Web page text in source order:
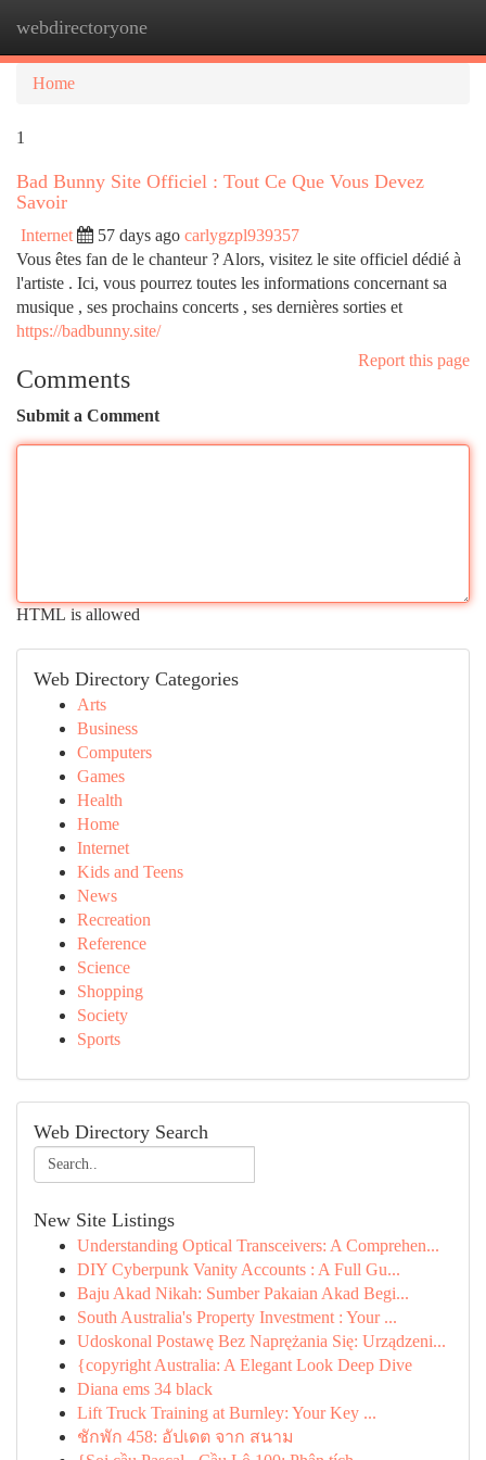
webdirectoryone
Home
1
Bad Bunny Site Officiel : Tout Ce Que Vous Devez
Savoir
Internet 57 days ago carlygzpl939357
Vous êtes fan de le chanteur ? Alors, visitez le site officiel dédié à
l'artiste . Ici, vous pourrez toutes les informations concernant sa
musique , ses prochains concerts , ses dernières sorties et
https://badbunny.site/
Report this page
Comments
Submit a Comment
HTML is allowed
Web Directory Categories
Arts
Business
Computers
Games
Health
Home
Internet
Kids and Teens
News
Recreation
Reference
Science
Shopping
Society
Sports
Web Directory Search
New Site Listings
Understanding Optical Transceivers: A Comprehen...
DIY Cyberpunk Vanity Accounts : A Full Gu...
Baju Akad Nikah: Sumber Pakaian Akad Begi...
South Australia's Property Investment : Your ...
Udoskonal Postawę Bez Naprężania Się: Urządzeni...
{copyright Australia: A Elegant Look Deep Dive
Diana ems 34 black
Lift Truck Training at Burnley: Your Key ...
ชักพัก 458: อัปเดต จาก สนาม